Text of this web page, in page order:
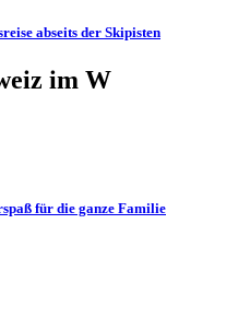
abseits der Skipisten
im W
für die ganze Familie